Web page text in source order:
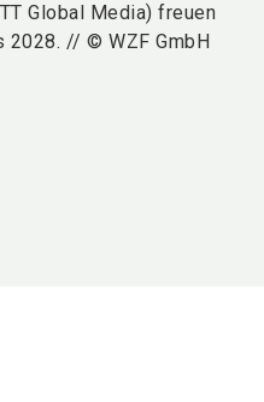
Global Media) freuen
2028. // © WZF GmbH